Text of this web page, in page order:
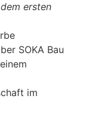
ersten
SOKA Bau
im